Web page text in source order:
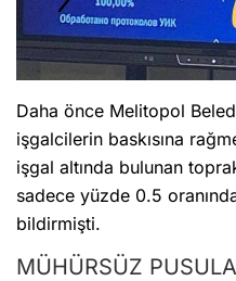
Daha önce Melitopol
işgalcilerin baskısına
işgal altında bulunan
sadece yüzde 0.5
bildirmişti.
MÜHÜRSÜZ